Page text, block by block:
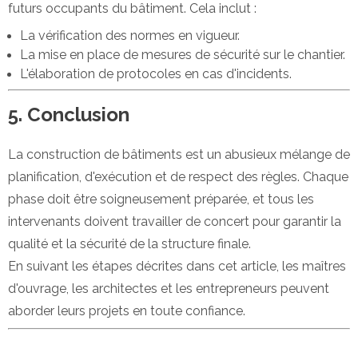
futurs occupants du bâtiment. Cela inclut :
La vérification des normes en vigueur.
La mise en place de mesures de sécurité sur le chantier.
L'élaboration de protocoles en cas d'incidents.
5. Conclusion
La construction de bâtiments est un abusieux mélange de
planification, d'exécution et de respect des règles. Chaque
phase doit être soigneusement préparée, et tous les
intervenants doivent travailler de concert pour garantir la
qualité et la sécurité de la structure finale.
En suivant les étapes décrites dans cet article, les maîtres
d'ouvrage, les architectes et les entrepreneurs peuvent
aborder leurs projets en toute confiance.